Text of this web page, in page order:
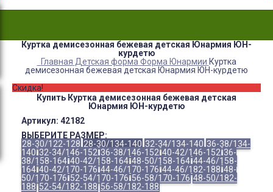
Куртка демисезонная бежевая детская Юнармия ЮН-
курдетю
Главная Детская форма Форма Юнармии Куртка
демисезонная бежевая детская Юнармия ЮН-курдетю
Скидка!
Купить Куртка демисезонная бежевая детская
Юнармия ЮН-курдетю
Артикул: 42182
ВЫБЕРИТЕ РАЗМЕР:
28-30/122-128 28-30/134-140 32-34/134-140 36-38/134-
140 32-34/146-152 36-38/146-152 40-42/146-152 36-
38/158-164 40-42/158-164 48-50/158-164 44-46/158-
164 40-42/170-176 44-46/170-176 44-46/182-188 48-
50/170-176 52-54/170-176 56-58/170-176 48-50/182-
188 52-54/182-188 56-58/182-188